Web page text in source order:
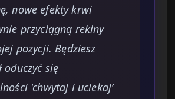
nowe efekty krwi
przyciągną rekiny
pozycji. Będziesz
oduczyć się
'chwytaj i uciekaj’